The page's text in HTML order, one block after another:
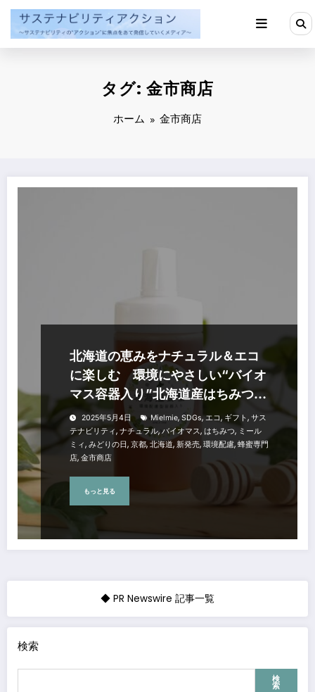
ン
タグ: 金市商店
ホーム 金市商店
北海道の恵みをナチュラル＆エコ
に楽しむ 環境にやさしい“バイオ
マス容器入り”北海道産はちみつ
「みどりの日」に新発売
2025年5月4日 Mielmie, SDGs,エコ, ギフト, サス
テナビリティ, ナチュラル, バイオマス, はちみつ, ミール
ミィ, みどりの日, 京都,北海道, 新発売, 環境配慮, 蜂蜜専門
店, 金市商店
もっと見る
◆ PR Newswire 記事一覧
検索
検
索